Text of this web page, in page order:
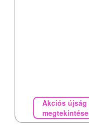
Akciós újság
megtekintése